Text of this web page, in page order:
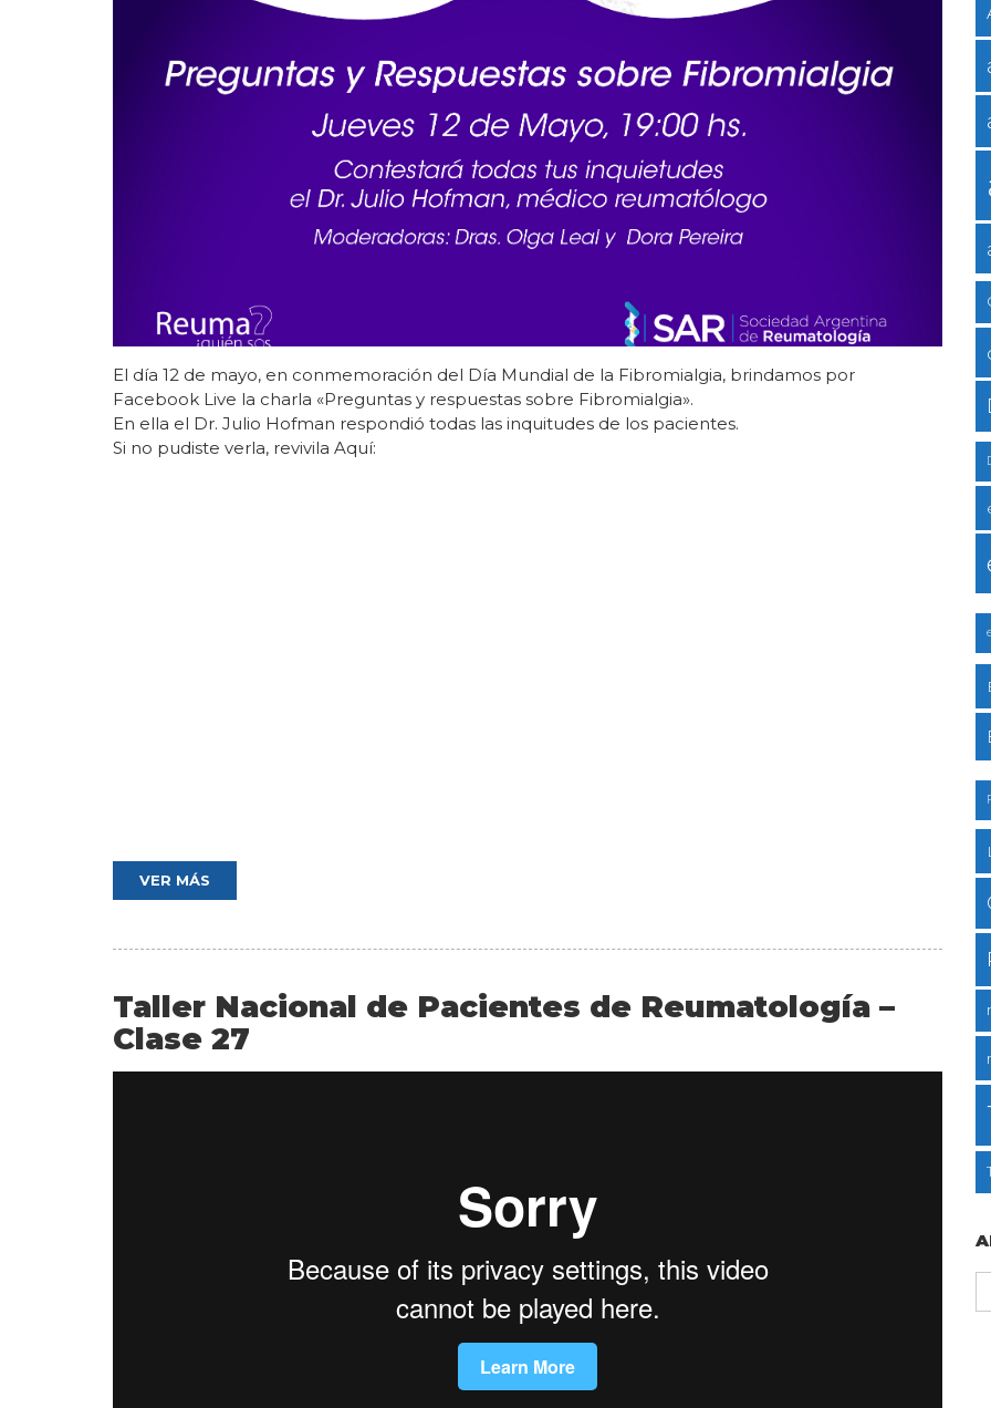
El día 12 de mayo, en conmemoración del Día Mundial de la Fibromialgia, brindamos por
Facebook Live la charla «Preguntas y respuestas sobre Fibromialgia».
En ella el Dr. Julio Hofman respondió todas las inquitudes de los pacientes.
Si no pudiste verla, revivila Aquí:
VER MÁS
Taller Nacional de Pacientes de Reumatología –
Clase 27